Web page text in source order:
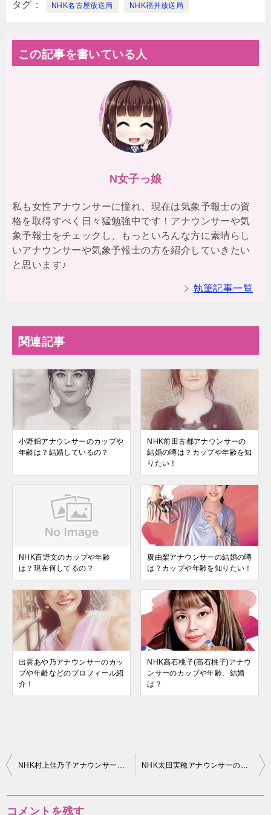
タグ NHK名古屋放送局 NHK福井放送局
この記事を書いている人
N女子っ娘
私も女性アナウンサーに憧れ、現在は気象予報士の資
格を取得すべく日々猛勉強中です！アナウンサーや気
象予報士をチェックし、もっといろんな方に素晴らし
いアナウンサーや気象予報士の方を紹介していきたい
と思います♪
執筆記事一覧
関連記事
小野錦アナウンサーのカップや
年齢は？結婚しているの？
NHK前田古都アナウンサーの
結婚の噂は？カップや年齢を知
りたい！
NHK百野文のカップや年齢
は？現在何してるの？
廣由梨アナウンサーの結婚の噂
は？カップや年齢を知りたい！
出雲あや乃アナウンサーのカッ
プや年齢などのプロフィール紹
介！
NHK高石桃子(髙石桃子)アナウ
ンサーのカップや年齢、結婚
は？
投
NHK村上佳乃子アナウンサーのカップや身長は？結婚の噂は？ NHK太田実穂アナウンサーの年齢やカップの情報を知りたい！
コメントを残す